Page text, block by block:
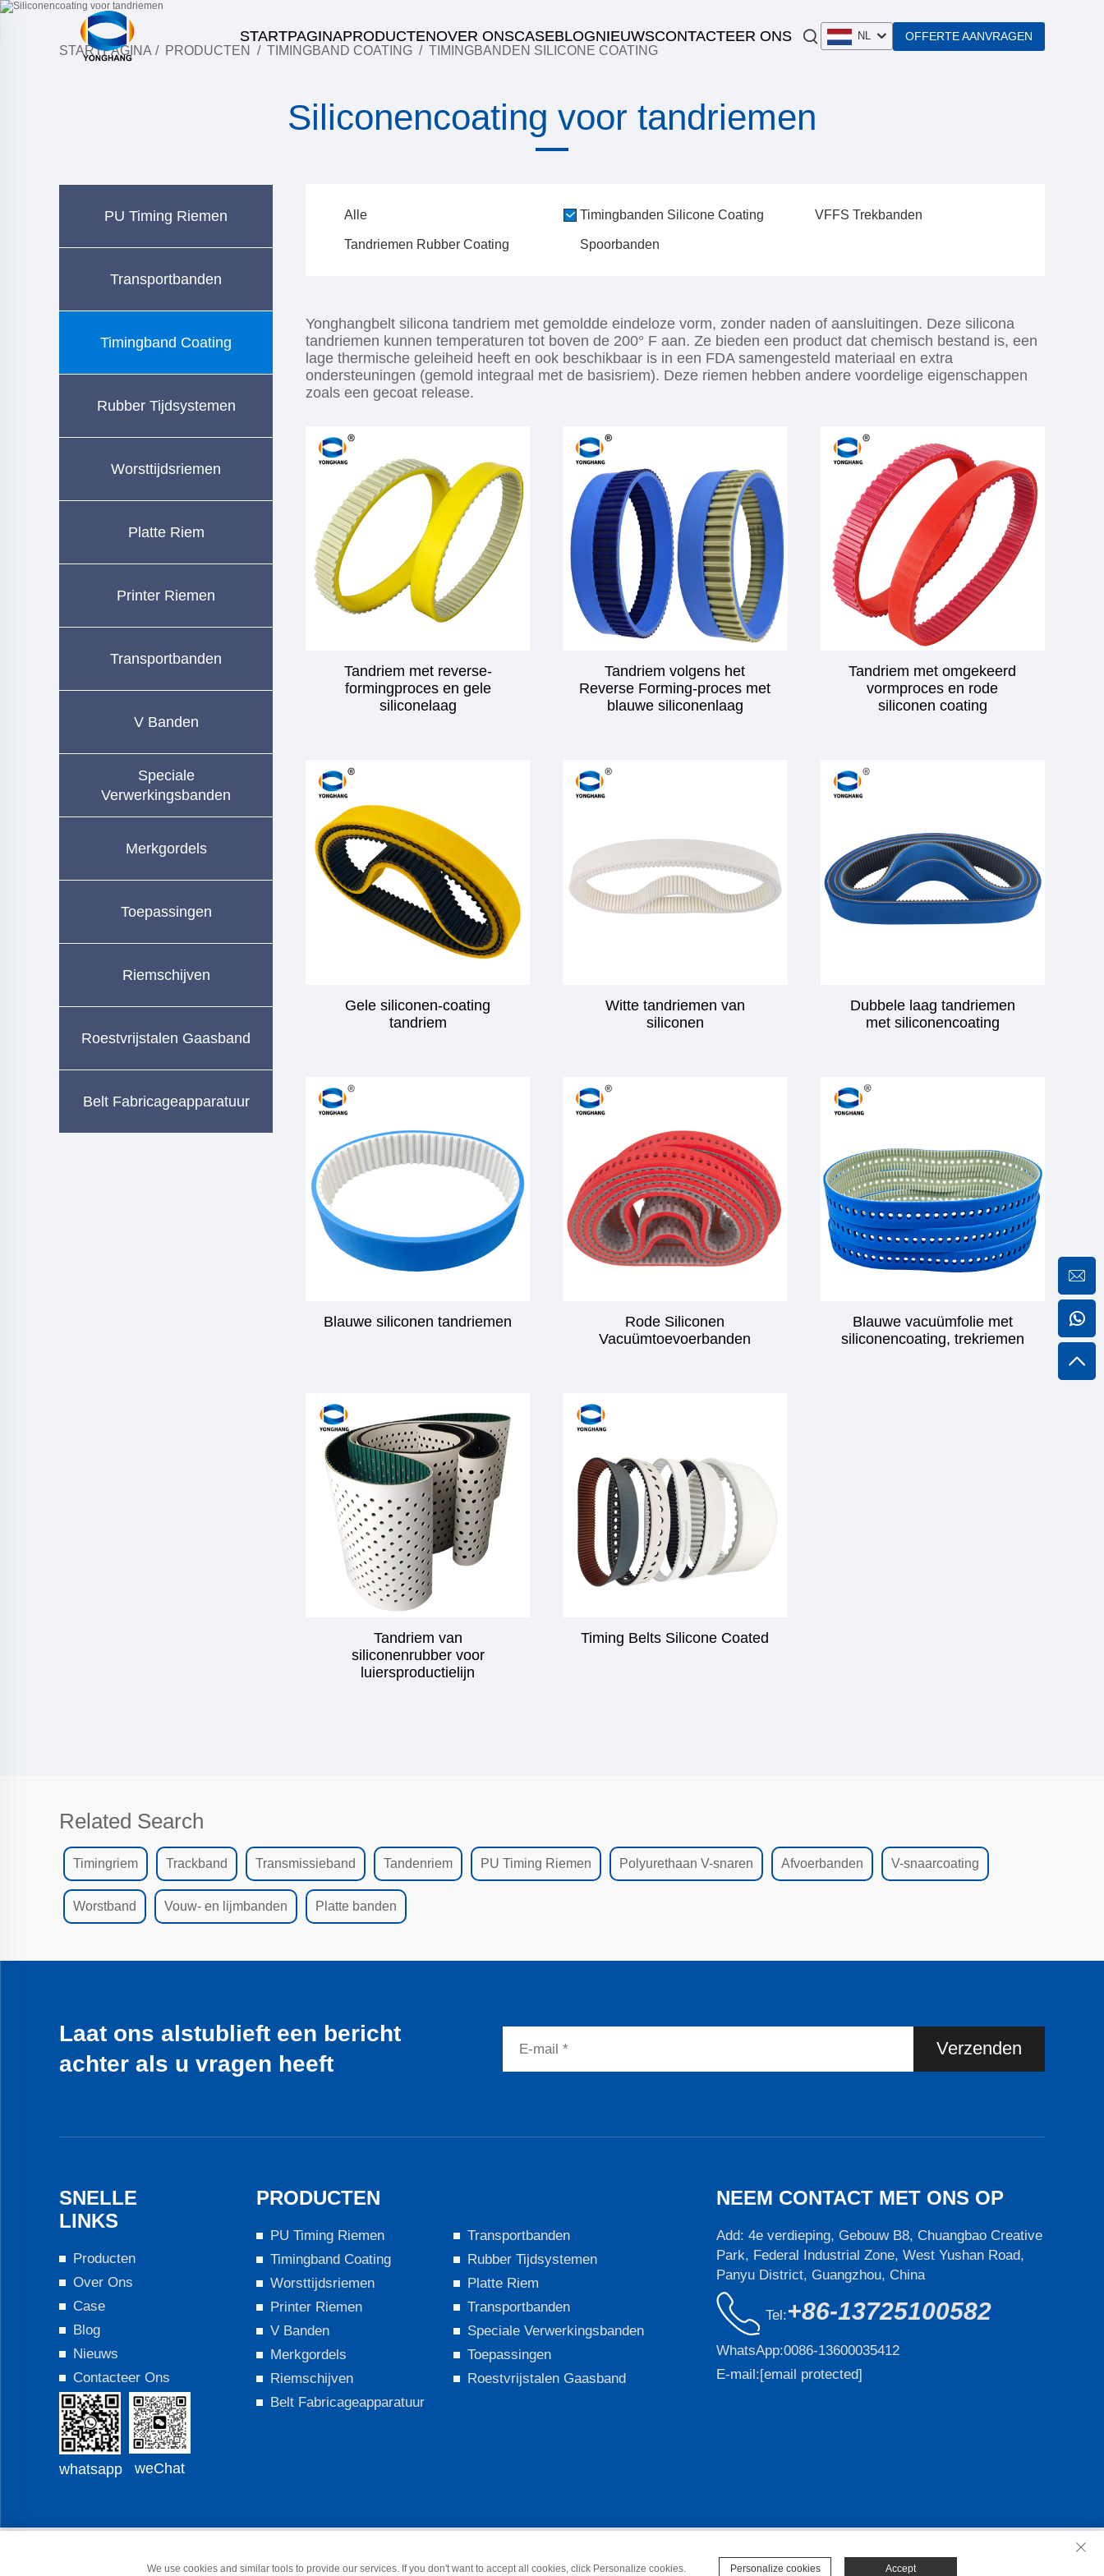
STARTPAGINAPRODUCTENOVER ONSCASEBLOGNIEUWSCONTACTEER ONS NL OFFERTE AANVRAGEN
STARTPAGINA / PRODUCTEN / TIMINGBAND COATING / TIMINGBANDEN SILICONE COATING
Siliconencoating voor tandriemen
PU Timing Riemen
Transportbanden
Timingband Coating
Rubber Tijdsystemen
Worsttijdsriemen
Platte Riem
Printer Riemen
Transportbanden
V Banden
Speciale
Verwerkingsbanden
Merkgordels
Toepassingen
Riemschijven
Roestvrijstalen Gaasband
Belt Fabricageapparatuur
Alle Timingbanden Silicone Coating VFFS Trekbanden
Tandriemen Rubber Coating Spoorbanden
Yonghangbelt silicona tandriem met gemoldde eindeloze vorm, zonder naden of aansluitingen. Deze silicona
tandriemen kunnen temperaturen tot boven de 200° F aan. Ze bieden een product dat chemisch bestand is, een
lage thermische geleiheid heeft en ook beschikbaar is in een FDA samengesteld materiaal en extra
ondersteuningen (gemold integraal met de basisriem). Deze riemen hebben andere voordelige eigenschappen
zoals een gecoat release.
Tandriem met reverse-
formingproces en gele
siliconelaag
Tandriem volgens het
Reverse Forming-proces met
blauwe siliconenlaag
Tandriem met omgekeerd
vormproces en rode
siliconen coating
Gele siliconen-coating
tandriem
Witte tandriemen van
siliconen
Dubbele laag tandriemen
met siliconencoating
Blauwe siliconen tandriemen
Rode Siliconen
Vacuümtoevoerbanden
Blauwe vacuümfolie met
siliconencoating, trekriemen
Tandriem van
siliconenrubber voor
luiersproductielijn
Timing Belts Silicone Coated
Related Search
Timingriem Trackband Transmissieband Tandenriem PU Timing Riemen Polyurethaan V-snaren Afvoerbanden V-snaarcoating
Worstband Vouw- en lijmbanden Platte banden
Laat ons alstublieft een bericht
achter als u vragen heeft
Verzenden
SNELLE
LINKS
Producten
Over Ons
Case
Blog
Nieuws
Contacteer Ons
whatsapp weChat
PRODUCTEN
PU Timing Riemen
Transportbanden
Timingband Coating
Rubber Tijdsystemen
Worsttijdsriemen
Platte Riem
Printer Riemen
Transportbanden
V Banden
Speciale Verwerkingsbanden
Merkgordels
Toepassingen
Riemschijven
Roestvrijstalen Gaasband
Belt Fabricageapparatuur
NEEM CONTACT MET ONS OP
Add: 4e verdieping, Gebouw B8, Chuangbao Creative
Park, Federal Industrial Zone, West Yushan Road,
Panyu District, Guangzhou, China
Tel:+86-13725100582
WhatsApp:0086-13600035412
E-mail:[email protected]
Auteursrecht © Copyright 2024@Guangzhou Yonghang Transmission Belt Co., Ltd.- Privacybeleid
We use cookies and similar tools to provide our services. If you don't want to accept all cookies, click Personalize cookies. Personalize cookies Accept